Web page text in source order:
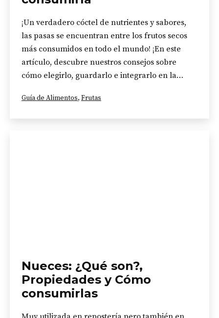
¡Un verdadero cóctel de nutrientes y sabores,
las pasas se encuentran entre los frutos secos
más consumidos en todo el mundo! ¡En este
artículo, descubre nuestros consejos sobre
cómo elegirlo, guardarlo e integrarlo en la…
Categorizado
Guía de Alimentos, Frutas
Nueces: ¿Qué son?,
Propiedades y Cómo
consumirlas